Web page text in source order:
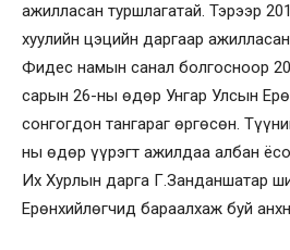
ажилласан туршлагатай. Тэрээр
хуулийн цэцийн даргаар
Фидес намын санал болгосноор
сарын 26-ны өдөр Унгар Улсын
сонгогдон тангараг өргөсөн.
ны өдөр үүрэгт ажилдаа албан
Их Хурлын дарга Г.Занданшатар
Ерөнхийлөгчид бараалхаж буй